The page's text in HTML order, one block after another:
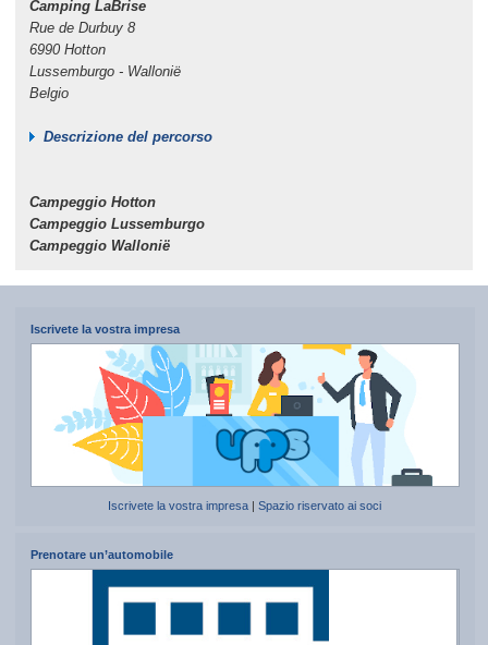
Camping LaBrise
Rue de Durbuy 8
6990 Hotton
Lussemburgo - Wallonië
Belgio
Descrizione del percorso
Campeggio Hotton
Campeggio Lussemburgo
Campeggio Wallonië
Iscrivete la vostra impresa
Iscrivete la vostra impresa |Spazio riservato ai soci
Prenotare un’automobile